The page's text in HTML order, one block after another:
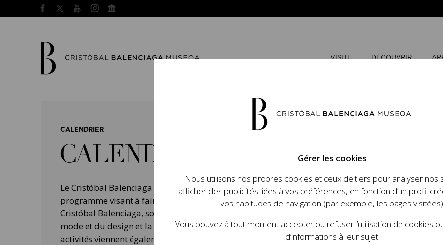
VISITE DÉCOUVRIR
CALENDRIER
CALENDRIER
Le Cristóbal Balenciaga Museoa a mis en place un ambitieux
programme visant à faire connaître la vie et le travail de
Cristóbal Balenciaga, son importance dans l'histoire de la
mode et du design et la contemporanéité de son legs. D’autres
activités viennent également compléter le programme : des
4 5
Gérer les cookies
Nous utilisons nos propres cookies et ceux de tiers pour analyser nos
afficher des publicités liées à vos préférences, en fonction d’un profil
vos habitudes de navigation (par exemple, les pages
Vous pouvez à tout moment accepter ou refuser l’utilisation de cookies
d’informations à leur sujet.